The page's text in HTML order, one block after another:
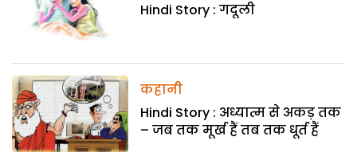
Hindi Story : गदूली
कहानी
Hindi Story : अध्यात्म से अकड़ तक
– जब तक मूर्ख हैं तब तक धूर्त हैं